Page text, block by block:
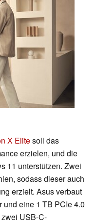
X Elitesoll das
erzielen, und die
11 unterstützen. Zwei
sodass dieser auch
erzielt. Asus verbaut
eine 1 TB PCIe 4.0
USB-C-